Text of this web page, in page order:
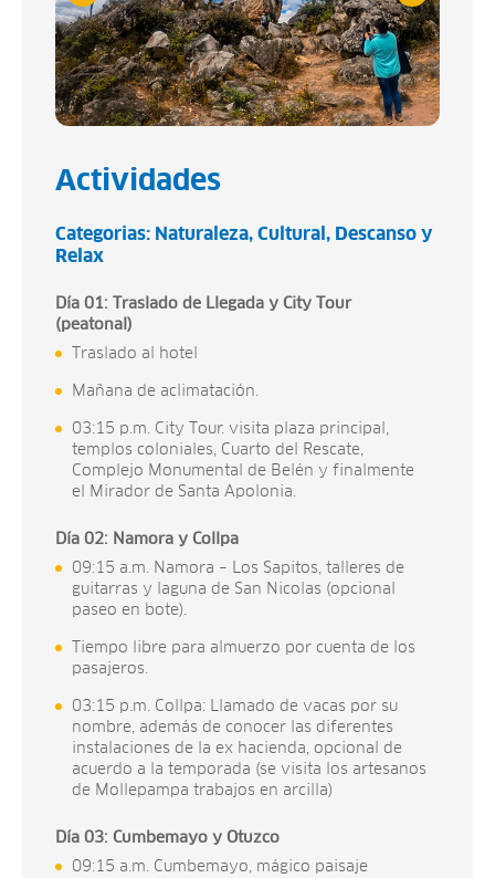
Actividades
Categorias: Naturaleza Cultural
Descanso y
Relax
Día 01: Traslado de Llegada y City Tour
(peatonal)
Traslado al hotel
Mañana de aclimatación.
03:15 p.m. City Tour. visita plaza principal,
templos coloniales, Cuarto del Rescate,
Complejo Monumental de Belén y finalmente
el Mirador de Santa Apolonia.
Día 02: Namora y Collpa
09:15 a.m. Namora – Los Sapitos, talleres de
guitarras y laguna de San Nicolas (opcional
paseo en bote).
Tiempo libre para almuerzo por cuenta de los
pasajeros.
03:15 p.m. Collpa: Llamado de vacas por su
nombre, además de conocer las diferentes
instalaciones de la ex hacienda, opcional de
acuerdo a la temporada (se visita los artesanos
de Mollepampa trabajos en arcilla)
Día 03: Cumbemayo y Otuzco
09:15 a.m. Cumbemayo, mágico paisaje